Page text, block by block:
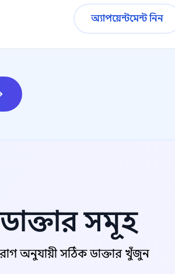
অ্যাপয়েন্টমেন্ট নিন
সমূহ
অনুযায়ী সঠিক ডাক্তার খুঁজুন